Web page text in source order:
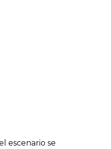
escenario se